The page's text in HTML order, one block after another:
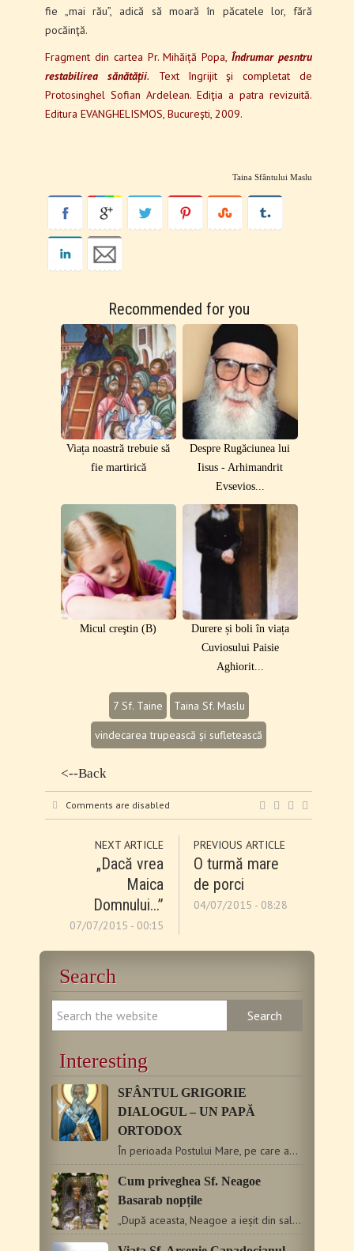
fie „mai rău”, adică să moară în păcatele lor, fără
pocăinţă.
Fragment din cartea Pr. Mihăiță Popa,Îndrumar pesntru
restabilirea sănătății. Text îngrijit şi completat de
Protosinghel Sofian Ardelean. Ediţia a patra revizuită.
Editura EVANGHELISMOS, Bucureşti, 2009.
Taina Sfântului Maslu
Recommended for you
Viața noastră trebuie să
fie martirică
Despre Rugăciunea lui
Iisus - Arhimandrit
Evsevios...
Micul creştin (B)
Durere și boli în viața
Cuviosului Paisie
Aghiorit...
7 Sf. Taine Taina Sf. Maslu
vindecarea trupească și sufletească
<--Back
Comments are disabled
NEXT ARTICLE
„Dacă vrea
Maica
Domnului...”
07/07/2015 - 00:15
PREVIOUS ARTICLE
O turmă mare
de porci
04/07/2015 - 08:28
Search
Interesting
SFÂNTUL GRIGORIE
DIALOGUL – UN PAPĂ
ORTODOX
În perioada Postului Mare, pe care aproape am traversat-o,…
Cum priveghea Sf. Neagoe
Basarab nopțile
„După aceasta, Neagoe a ieșit din sala cea mare a tronului…